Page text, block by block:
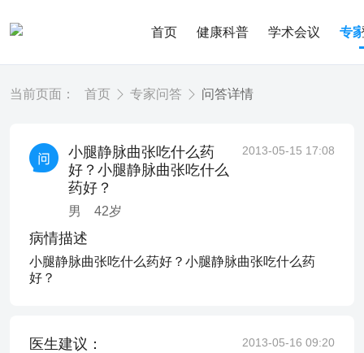
首页 健康科普 学术会议 专
当前页面： 首页 专家问答 问答详情
小腿静脉曲张吃什么药
好？小腿静脉曲张吃什么
药好？
男 42岁
2013-05-15 17:08
病情描述
小腿静脉曲张吃什么药好？小腿静脉曲张吃什么药
好？
医生建议： 2013-05-16 09:20